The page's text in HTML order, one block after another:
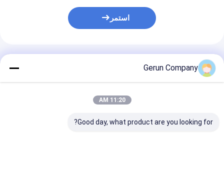
استمر
المنتجات الموصى بها
Gerun Company
11:20 AM
Good day, what product are you looking for?